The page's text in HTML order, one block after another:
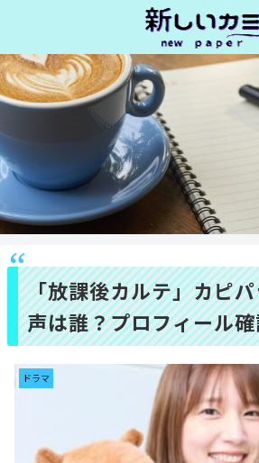
「放課後カルテ」カピ
声は誰？プロフィール
ドラマ